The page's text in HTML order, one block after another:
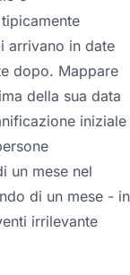
arrivano in date
dopo. Mappare
della sua data
iniziale
un mese nel
di un mese - in
irrilevante